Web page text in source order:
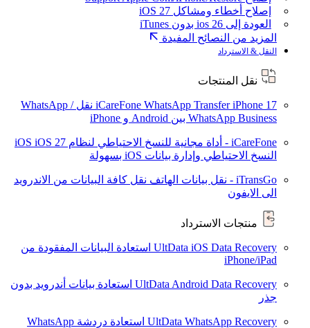
إصلاح أخطاء ومشاكل iOS 27
العودة إلى ios 26 بدون iTunes
المزيد من النصائح المفيدة
النقل & الاسترداد
نقل المنتجات
iCareFone WhatsApp TransferiPhone 17
نقل WhatsApp /
WhatsApp Business بين Android و iPhone
iCareFone - أداة مجانية للنسخ الاحتياطي لنظام iOS
iOS 27
النسخ الاحتياطي وإدارة بيانات iOS بسهولة
iTransGo - نقل بيانات الهاتف
نقل كافة البيانات من الاندرويد
الى الايفون
منتجات الاسترداد
UltData iOS Data Recovery استعادة البيانات المفقودة من
iPhone/iPad
UltData Android Data Recovery استعادة بيانات أندرويد بدون
جذر
UltData WhatsApp Recovery
استعادة دردشة WhatsApp